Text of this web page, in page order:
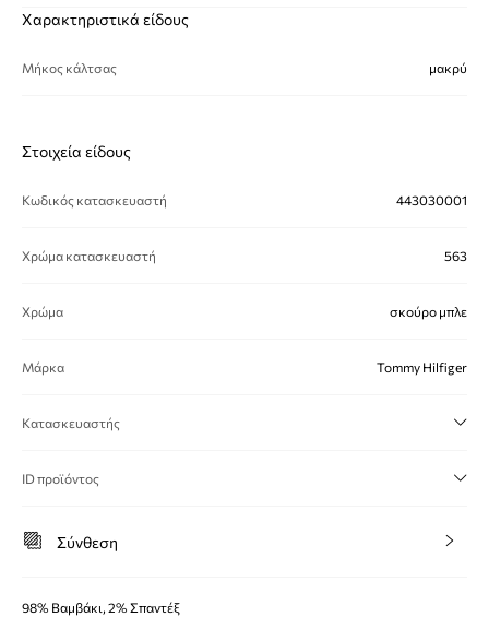
Χαρακτηριστικά είδους
Μήκος κάλτσας μακρύ
Στοιχεία είδους
Κωδικός κατασκευαστή 443030001
Χρώμα κατασκευαστή 563
Χρώμα σκούρο μπλε
Μάρκα Tommy Hilfiger
Κατασκευαστής
ID προϊόντος
Σύνθεση
98% Βαμβάκι, 2% Σπαντέξ